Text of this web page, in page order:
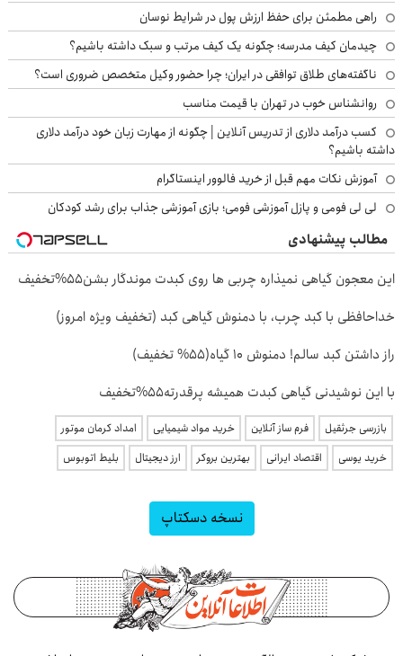
راهی مطمئن برای حفظ ارزش پول در شرایط نوسان
چیدمان کیف مدرسه؛ چگونه یک کیف مرتب و سبک داشته باشیم؟
ناگفته‌های طلاق توافقی در ایران؛ چرا حضور وکیل متخصص ضروری است؟
روانشناس خوب در تهران با قیمت مناسب
کسب درآمد دلاری از تدریس آنلاین | چگونه از مهارت زبان خود درآمد دلاری
داشته باشیم؟
آموزش نکات مهم قبل از خرید فالوور اینستاگرام
لی لی فومی و پازل آموزشی فومی؛ بازی آموزشی جذاب برای رشد کودکان
مطالب پیشنهادی
این معجون گیاهی نمیذاره چربی ها روی کبدت موندگار بشن55%تخفیف
خداحافظی با کبد چرب، با دمنوش گیاهی کبد (تخفیف ویژه امروز)
راز داشتن کبد سالم! دمنوش 10 گیاه(55% تخفیف)
با این نوشیدنی گیاهی کبدت همیشه پرقدرته55%تخفیف
بازرسی جرثقیل فرم ساز آنلاین خرید مواد شیمیایی
امداد کرمان موتور
خرید یوسی
اقتصاد ایرانی بهترین بروکر ارز دیجیتال بلیط اتوبوس
نسخه دسکتاپ